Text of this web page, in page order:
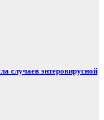
случаев энтеровирусной